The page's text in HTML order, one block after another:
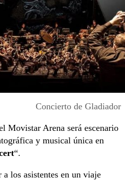
Concierto de Gladiador
Movistar Arena será escenario
y musical única en
“.
los asistentes en un viaje